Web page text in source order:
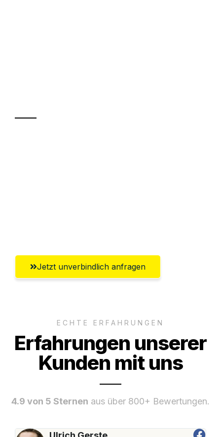
Jetzt unverbindlich anfragen
ECHTE ERFAHRUNGEN
Erfahrungen unserer
Kunden mit uns
4.9 von 5 Sternen aus über 800+ Bewertungen.